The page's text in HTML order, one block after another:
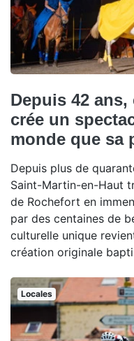
Depuis 42
crée un
monde que sa
Depuis plus de
Saint-Martin-en-Haut
de Rochefort en
par des centaines de
culturelle unique
création originale
Locales